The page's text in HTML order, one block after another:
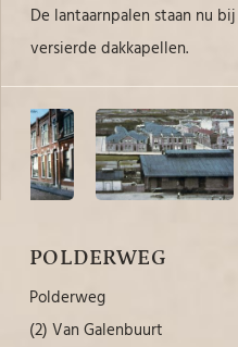
POLDERWEG
Polderweg
(2) Van Galenbuurt
De lantaarnpalen staan nu bij de huizen. Let op de mooie
versierde dakkapellen.